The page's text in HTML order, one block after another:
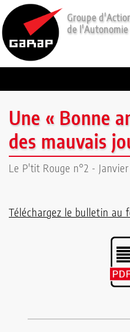
Groupe
de
Communiqués
Lectures
Le
P'tit
Rouge
sommes-
Youtube
Une « Bonne
des mauvais
Le P'tit Rouge n°2 - Janvier
Téléchargez le bulletin au